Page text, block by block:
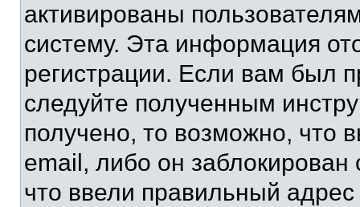
активированы
систему. Эта информация
регистрации. Если вам был
следуйте полученным
получено, то возможно, что
email, либо он
что ввели правильный адрес